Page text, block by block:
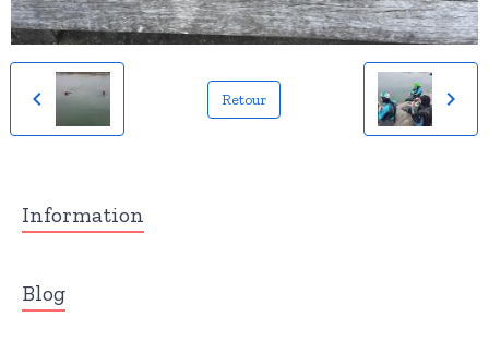
Retour
Information
Blog